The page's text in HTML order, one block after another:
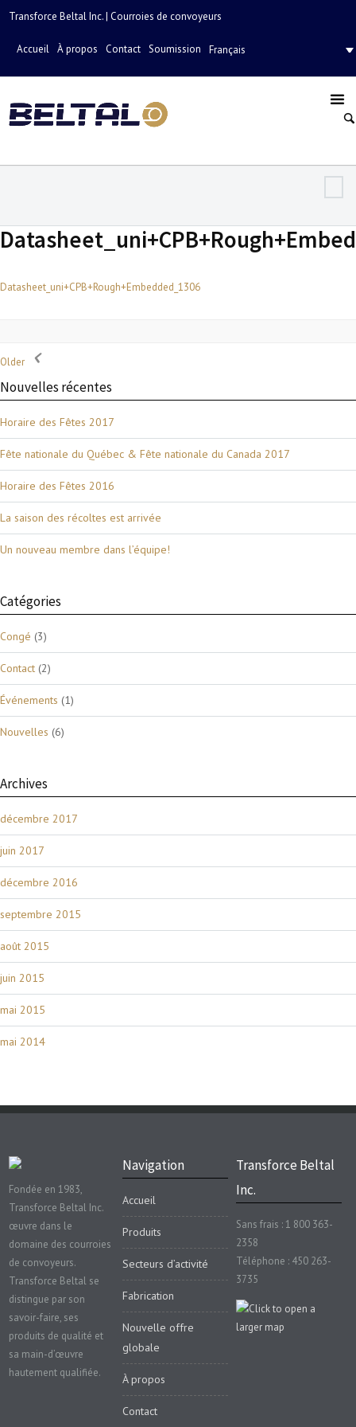
Transforce Beltal Inc. | Courroies de convoyeurs
Accueil À propos Contact Soumission Français
Datasheet_uni+CPB+Rough+Embedded_1306
Older
Nouvelles récentes
Horaire des Fêtes 2017
Fête nationale du Québec & Fête nationale du Canada 2017
Horaire des Fêtes 2016
La saison des récoltes est arrivée
Un nouveau membre dans l’équipe!
Catégories
Congé (3)
Contact (2)
Événements (1)
Nouvelles (6)
Archives
décembre 2017
juin 2017
décembre 2016
septembre 2015
août 2015
juin 2015
mai 2015
mai 2014
Fondée en 1983,
Transforce Beltal Inc.
œuvre dans le
domaine des courroies
de convoyeurs.
Transforce Beltal se
distingue par son
savoir-faire, ses
produits de qualité et
sa main-d’œuvre
hautement qualifiée.
Navigation
Accueil
Produits
Secteurs d’activité
Fabrication
Nouvelle offre
globale
À propos
Contact
Transforce Beltal
Inc.
Sans frais : 1 800 363-
2358
Téléphone : 450 263-
3735